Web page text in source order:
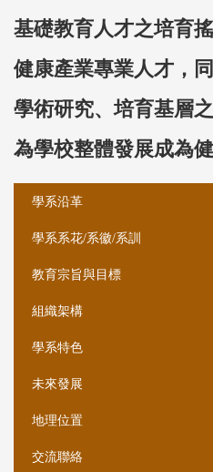
基礎教育人才之培育
健康產業專業人才，
學術研究、培育基層
為學校整體發展成為
學系沿革
學系系花/系徽/系訓
教育宗旨與目標
組織架構
學系特色
未來發展
地理位置
交流聯絡